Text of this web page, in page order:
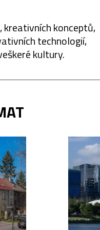
kreativních konceptů,
technologií,
kultury.